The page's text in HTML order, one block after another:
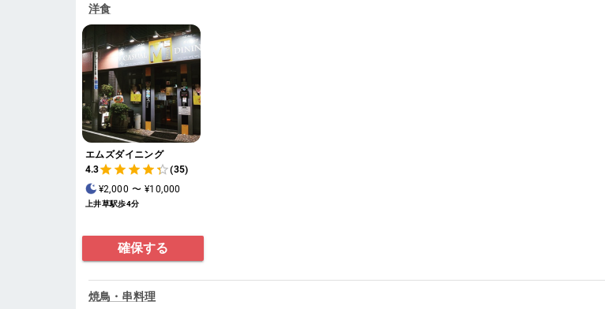
洋食
エムズダイニング
4.3
(35)
¥2,000 〜 ¥10,000
上井草駅歩4分
確保する
焼鳥・串料理